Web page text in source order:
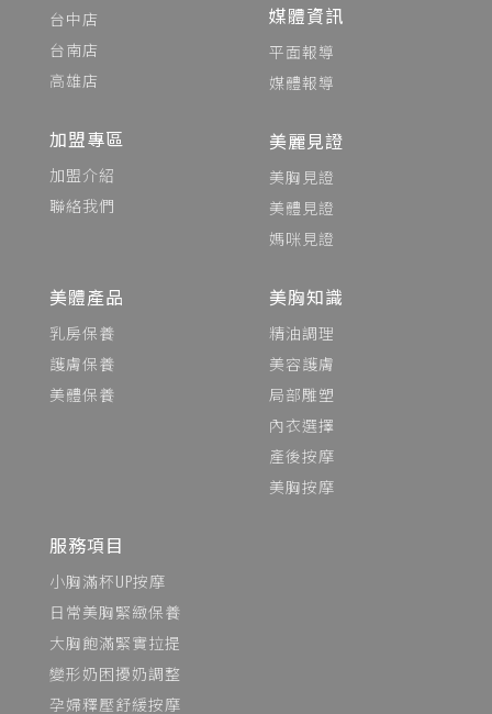
台中店
台南店
高雄店
加盟專區
加盟介紹
聯絡我們
媒體資訊
平面報導
媒體報導
美麗見證
美胸見證
美體見證
媽咪見證
美體產品
乳房保養
護膚保養
美體保養
美胸知識
精油調理
美容護膚
局部雕塑
內衣選擇
產後按摩
美胸按摩
服務項目
小胸滿杯UP按摩
日常美胸緊緻保養
大胸飽滿緊實拉提
變形奶困擾奶調整
孕婦釋壓舒緩按摩